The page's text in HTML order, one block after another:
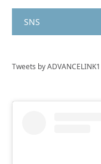
SNS
Tweets by ADVANCELINK1